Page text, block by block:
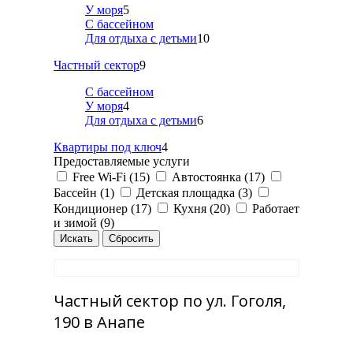
У моря5
С бассейном
Для отдыха с детьми10
Частный сектор9
С бассейном
У моря4
Для отдыха с детьми6
Квартиры под ключ4
Предоставляемые услуги
Free Wi-Fi (15)
Автостоянка (17)
Бассейн (1)
Детская площадка (3)
Кондиционер (17)
Кухня (20)
Работает
и зимой (9)
Частный сектор по ул. Гоголя,
190 в Анапе